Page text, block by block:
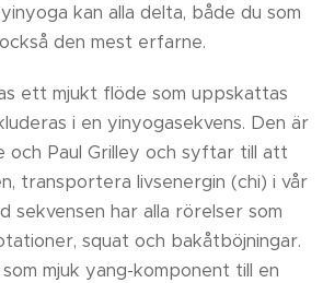
kan alla delta, både du som
den mest erfarne.
ett mjukt flöde som uppskattas
i en yinyogasekvens. Den är
och Paul Grilley och syftar till att
transportera livsenergin (chi) i vår
sekvensen har alla rörelser som
squat och bakåtböjningar.
mjuk yang-komponent till en